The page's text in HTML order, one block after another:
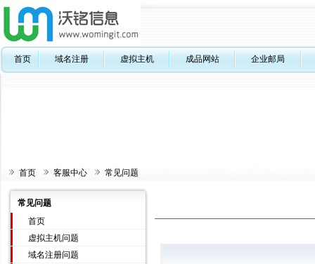
首页 域名注册 虚拟主机 成品网站 企业邮局
首页 客服中心 常见问题
常见问题
首页
虚拟主机问题
域名注册问题